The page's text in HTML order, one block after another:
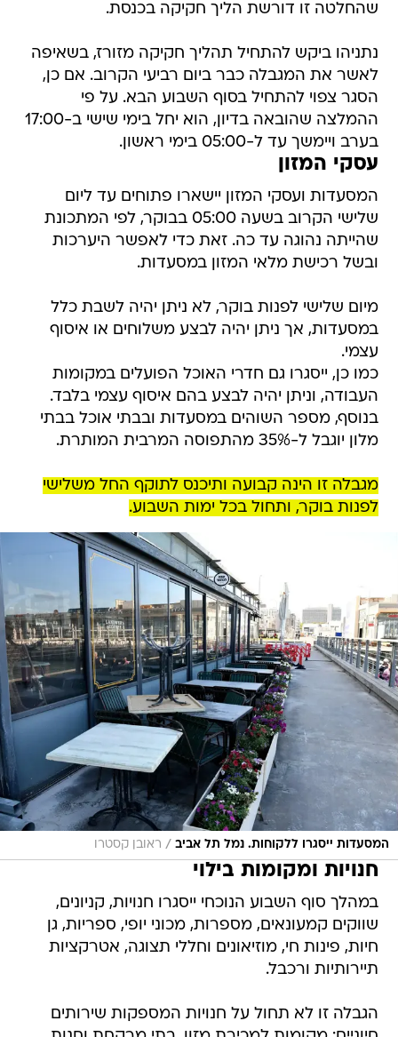
שהחלטה זו דורשת הליך חקיקה בכנסת.
נתניהו ביקש להתחיל תהליך חקיקה מזורז, בשאיפה
לאשר את המגבלה כבר ביום רביעי הקרוב. אם כן,
הסגר צפוי להתחיל בסוף השבוע הבא. על פי
ההמלצה שהובאה בדיון, הוא יחל בימי שישי ב-17:00
בערב ויימשך עד ל-05:00 בימי ראשון.
עסקי המזון
המסעדות ועסקי המזון יישארו פתוחים עד ליום
שלישי הקרוב בשעה 05:00 בבוקר, לפי המתכונת
שהייתה נהוגה עד כה. זאת כדי לאפשר היערכות
ובשל רכישת מלאי המזון במסעדות.
מיום שלישי לפנות בוקר, לא ניתן יהיה לשבת כלל
במסעדות, אך ניתן יהיה לבצע משלוחים או איסוף
עצמי.
כמו כן, ייסגרו גם חדרי האוכל הפועלים במקומות
העבודה, וניתן יהיה לבצע בהם איסוף עצמי בלבד.
בנוסף, מספר השוהים במסעדות ובבתי אוכל בבתי
מלון יוגבל ל-35% מהתפוסה המרבית המותרת.
מגבלה זו הינה קבועה ותיכנס לתוקף החל משלישי
לפנות בוקר, ותחול בכל ימות השבוע.
המסעדות ייסגרו ללקוחות. נמל תל אביב / ראובן קסטרו
חנויות ומקומות בילוי
במהלך סוף השבוע הנוכחי ייסגרו חנויות, קניונים,
שווקים קמעונאים, מספרות, מכוני יופי, ספריות, גן
חיות, פינות חי, מוזיאונים וחללי תצוגה, אטרקציות
תיירותיות ורכבל.
הגבלה זו לא תחול על חנויות המספקות שירותים